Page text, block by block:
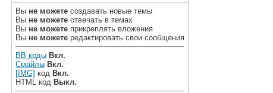
Вы не можете создавать новые темы
Вы не можете отвечать в темах
Вы не можете прикреплять вложения
Вы не можете редактировать свои сообщения
BB коды Вкл.
Смайлы Вкл.
[IMG] код Вкл.
HTML код Выкл.